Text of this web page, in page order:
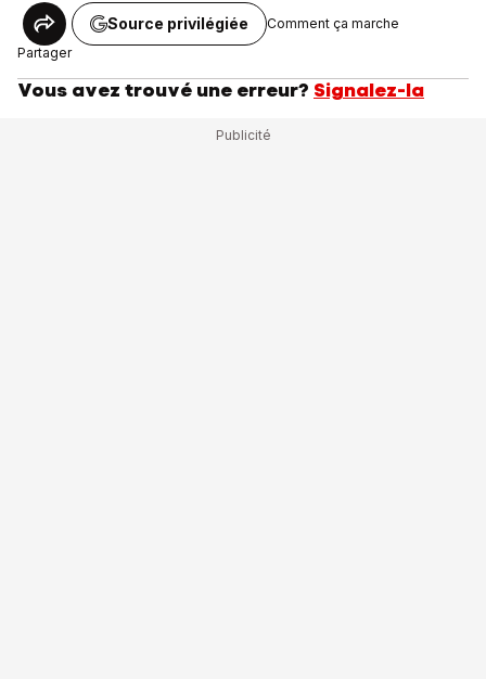
Partager
Source privilégiée Comment ça marche
Vous avez trouvé une erreur? Signalez-la